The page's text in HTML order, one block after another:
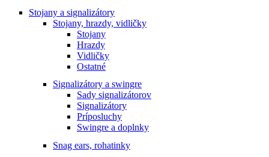
Stojany a signalizátory
Stojany, hrazdy, vidličky
Stojany
Hrazdy
Vidličky
Ostatné
Signalizátory a swingre
Sady signalizátorov
Signalizátory
Príposluchy
Swingre a doplnky
Snag ears, rohatinky